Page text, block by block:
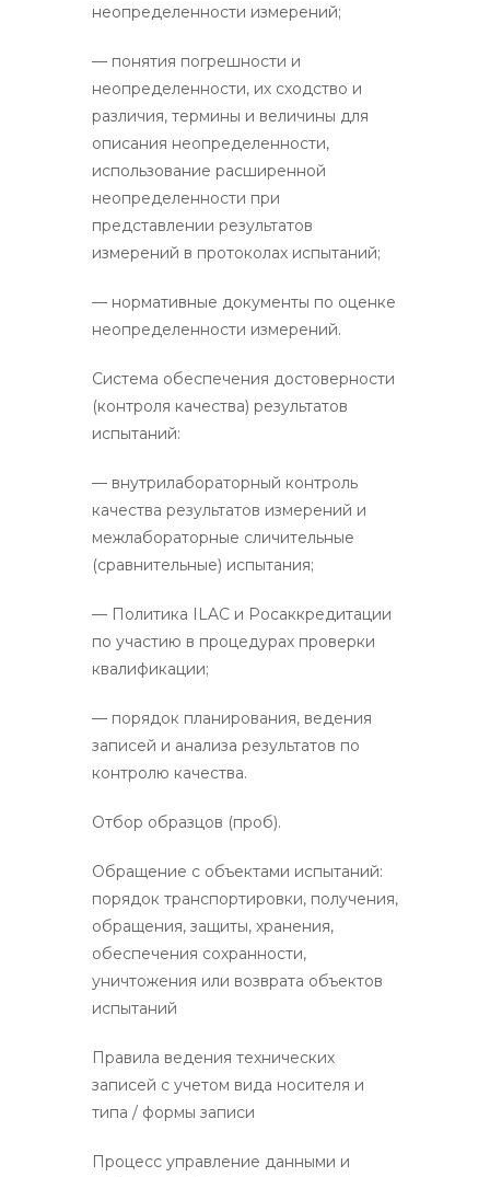
неопределенности измерений;
— понятия погрешности и
неопределенности, их сходство и
различия, термины и величины для
описания неопределенности,
использование расширенной
неопределенности при
представлении результатов
измерений в протоколах испытаний;
— нормативные документы по оценке
неопределенности измерений.
Система обеспечения достоверности
(контроля качества) результатов
испытаний:
— внутрилабораторный контроль
качества результатов измерений и
межлабораторные сличительные
(сравнительные) испытания;
— Политика ILAC и Росаккредитации
по участию в процедурах проверки
квалификации;
— порядок планирования, ведения
записей и анализа результатов по
контролю качества.
Отбор образцов (проб).
Обращение с объектами испытаний:
порядок транспортировки, получения,
обращения, защиты, хранения,
обеспечения сохранности,
уничтожения или возврата объектов
испытаний
Правила ведения технических
записей с учетом вида носителя и
типа / формы записи
Процесс управление данными и